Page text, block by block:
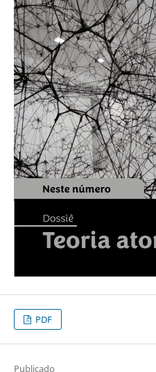
PDF
Publicado